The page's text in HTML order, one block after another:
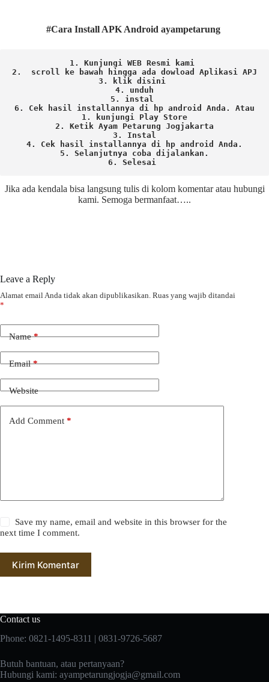
#Cara Install APK Android ayampetarung
1. Kunjungi WEB Resmi kami
2.  scroll ke bawah hingga ada dowload Aplikasi APJ
3. klik disini
4. unduh
5. instal
6. Cek hasil installannya di hp android Anda. Atau
1. kunjungi Play Store
2. Ketik Ayam Petarung Jogjakarta
3. Instal
4. Cek hasil installannya di hp android Anda.
5. Selanjutnya coba dijalankan.
6. Selesai
Jika ada kendala bisa langsung tulis di kolom komentar atau hubungi
kami. Semoga bermanfaat…..
Leave a Reply
Alamat email Anda tidak akan dipublikasikan. Ruas yang wajib ditandai
*
Name*
Email*
Website
Add Comment *
Save my name, email and website in this browser for the
next time I comment.
Kirim Komentar
Contact us
Phone: 0821-1495-8311 | 0831-9726-5687
Butuh bantuan, atau pertanyaan?
Hubungi kami: ayampetarungjogja@gmail.com